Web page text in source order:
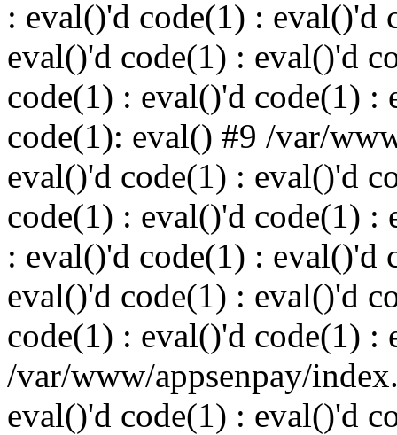
: eval()'d code(1) : eval()'d
eval()'d code(1) : eval()'d
code(1) : eval()'d code(1) :
code(1): eval() #9 /var/
eval()'d code(1) : eval()'d
code(1) : eval()'d code(1) :
: eval()'d code(1) : eval()'d
eval()'d code(1) : eval()'d
code(1) : eval()'d code(1) :
/var/www/appsenpay/
eval()'d code(1) : eval()'d